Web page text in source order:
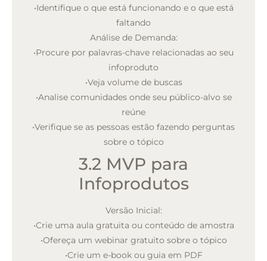
•Identifique o que está funcionando e o que está
faltando
Análise de Demanda:
•Procure por palavras-chave relacionadas ao seu
infoproduto
•Veja volume de buscas
•Analise comunidades onde seu público-alvo se
reúne
•Verifique se as pessoas estão fazendo perguntas
sobre o tópico
3.2 MVP para
Infoprodutos
Versão Inicial:
•Crie uma aula gratuita ou conteúdo de amostra
•Ofereça um webinar gratuito sobre o tópico
•Crie um e-book ou guia em PDF